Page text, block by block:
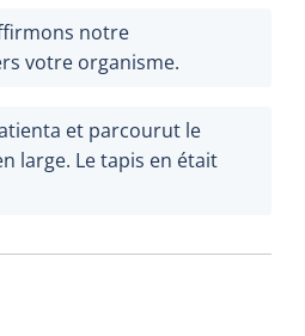
notre
votre organisme.
et parcourut le
large. Le tapis en était